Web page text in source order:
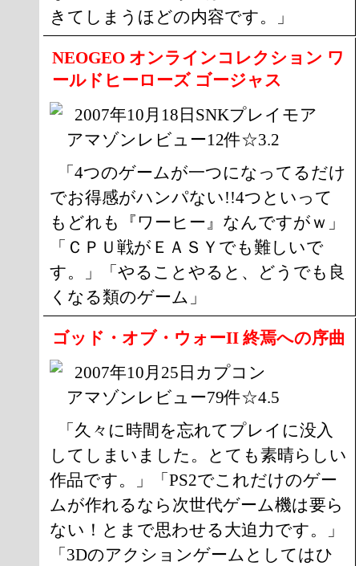
きてしまうほどの内容です。」
NEOGEO オンラインコレクション ワ
ールドヒーローズ ゴージャス
2007年10月18日SNKプレイモア
アマゾンレビュー12件☆3.2
「4つのゲームが一つになってるだけ
でお得感がハンパない!!4つといって
もどれも『ワーヒー』なんですがｗ」
「ＣＰＵ戦がＥＡＳＹでも難しいで
す。」「やることやると、どうでも良
くなる類のゲーム」
ゴッド・オブ・ウォーII 終焉への序曲
2007年10月25日カプコン
アマゾンレビュー79件☆4.5
「久々に時間を忘れてプレイに没入
してしまいました。とても素晴らしい
作品です。」「PS2でこれだけのゲー
ムが作れるなら次世代ゲーム機は要ら
ない！とまで思わせる大迫力です。」
「3Dのアクションゲームとしてはひ